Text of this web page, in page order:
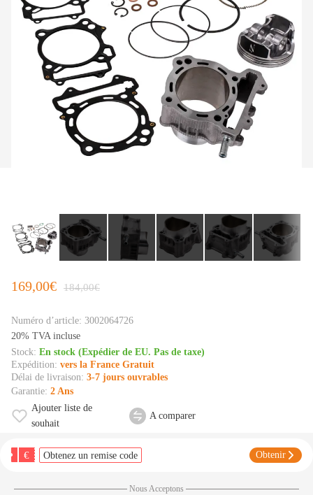
169,00€ 184,00€
Numéro d’article: 3002064726
20% TVA incluse
Stock: En stock (Expédier de EU. Pas de taxe)
Expédition: vers la France Gratuit
Délai de livraison: 3-7 jours ouvrables
Garantie: 2 Ans
Ajouter liste de
souhait
A comparer
€ Obtenez un remise code Obtenir
Nous Acceptons